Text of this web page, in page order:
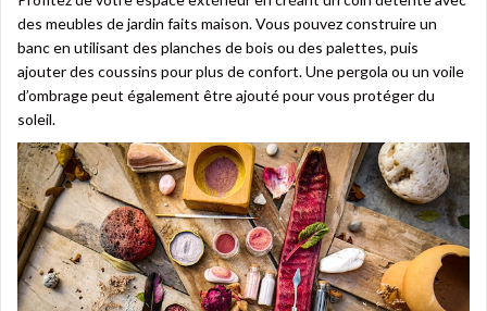
des meubles de jardin faits maison. Vous pouvez construire un
banc en utilisant des planches de bois ou des palettes, puis
ajouter des coussins pour plus de confort. Une pergola ou un voile
d’ombrage peut également être ajouté pour vous protéger du
soleil.